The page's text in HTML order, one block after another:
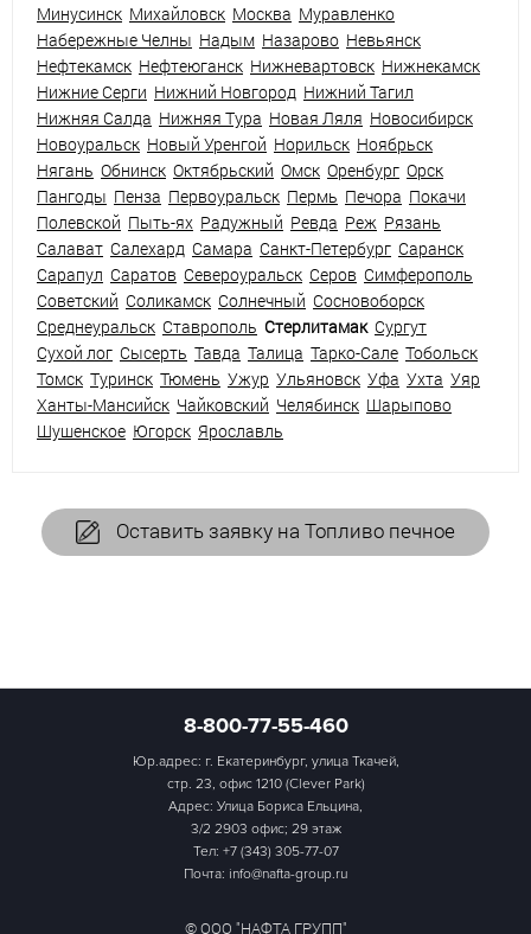
Минусинск Михайловск Москва Муравленко
Набережные Челны Надым Назарово Невьянск
Нефтекамск Нефтеюганск Нижневартовск Нижнекамск
Нижние Серги Нижний Новгород Нижний Тагил
Нижняя Салда Нижняя Тура Новая Ляля Новосибирск
Новоуральск Новый Уренгой Норильск Ноябрьск
Нягань Обнинск Октябрьский Омск Оренбург Орск
Пангоды Пенза Первоуральск Пермь Печора Покачи
Полевской Пыть-ях Радужный Ревда Реж Рязань
Салават Салехард Самара Санкт-Петербург Саранск
Сарапул Саратов Североуральск Серов Симферополь
Советский Соликамск Солнечный Сосновоборск
Среднеуральск Ставрополь Стерлитамак Сургут
Сухой лог Сысерть Тавда Талица Тарко-Сале Тобольск
Томск Туринск Тюмень Ужур Ульяновск Уфа Ухта Уяр
Ханты-Мансийск Чайковский Челябинск Шарыпово
Шушенское Югорск Ярославль
Оставить заявку на Топливо печное
8-800-77-55-460
Юр.адрес: г. Екатеринбург, улица Ткачей,
стр. 23, офис 1210 (Clever Park)
Адрес: Улица Бориса Ельцина,
3/2 2903 офис; 29 этаж
Тел: +7 (343) 305-77-07
Почта: info@nafta-group.ru
© ООО "НАФТА ГРУПП"